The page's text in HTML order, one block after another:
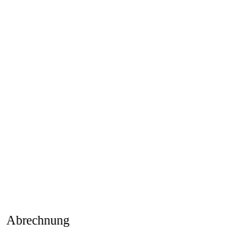
Abrechnung